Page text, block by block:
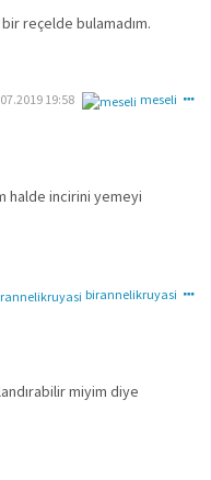
reçelde bulamadım.
19:58 meseli
halde incirini yemeyi
birannelikruyasi
miyim diye